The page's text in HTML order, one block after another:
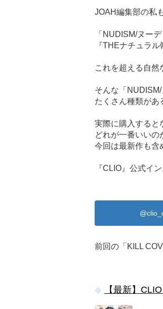
JOAH編集部の私
「NUDISM/ヌー
『THEナチュラル
これを超える自然
そんな「
たくさん種類があ
実際に購入すると
どれが一番いいの
今回は最新作も
『CLIO』公式イ
前回の「KILL
【最新】